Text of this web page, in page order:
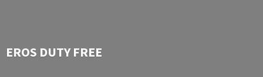
EROS DUTY FREE